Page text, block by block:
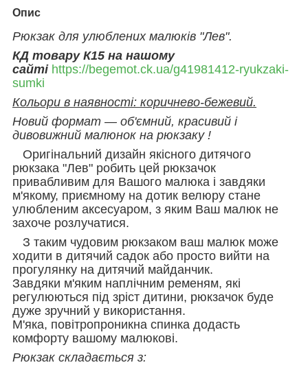
Опис
Рюкзак для улюблених малюків "Лев".
КД товару К15 на нашому
сайті https://begemot.ck.ua/g41981412-ryukzaki-
sumki
Кольори в наявності: коричнево-бежевий.
Новий формат — об'ємний, красивий і
дивовижний малюнок на рюкзаку !
Оригінальний дизайн якісного дитячого
рюкзака "Лев" робить цей рюкзачок
привабливим для Вашого малюка і завдяки
м'якому, приємному на дотик велюру стане
улюбленим аксесуаром, з яким Ваш малюк не
захоче розлучатися.
З таким чудовим рюкзаком ваш малюк може
ходити в дитячий садок або просто вийти на
прогулянку на дитячий майданчик.
Завдяки м'яким наплічним ременям, які
регулюються під зріст дитини, рюкзачок буде
дуже зручний у використання.
М'яка, повітропроникна спинка додасть
комфорту вашому малюкові.
Рюкзак складається з: